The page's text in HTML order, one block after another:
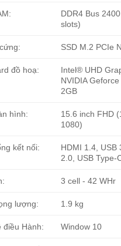
DDR4 Bus
slots)
SSD M.2 PCIe
đồ hoạ:
Intel® UHD
NVIDIA Geforce
2GB
hình:
15.6 inch FHD
1080)
kết nối:
HDMI 1.4, USB
2.0, USB Type-
3 cell - 42 WHr
lượng: 1.9 kg
điều Hành: Window 10